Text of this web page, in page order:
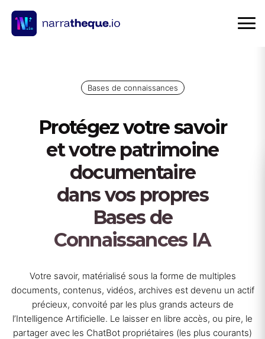
Bases de connaissances
Protégez votre savoir
et votre patrimoine
documentaire
dans vos propres
Bases de
Connaissances IA
Votre savoir, matérialisé sous la forme de multiples
documents, contenus, vidéos, archives est devenu un actif
précieux, convoité par les plus grands acteurs de
l’Intelligence Artificielle. Le laisser en libre accès, ou pire, le
partager avec les ChatBot propriétaires (les plus courants)